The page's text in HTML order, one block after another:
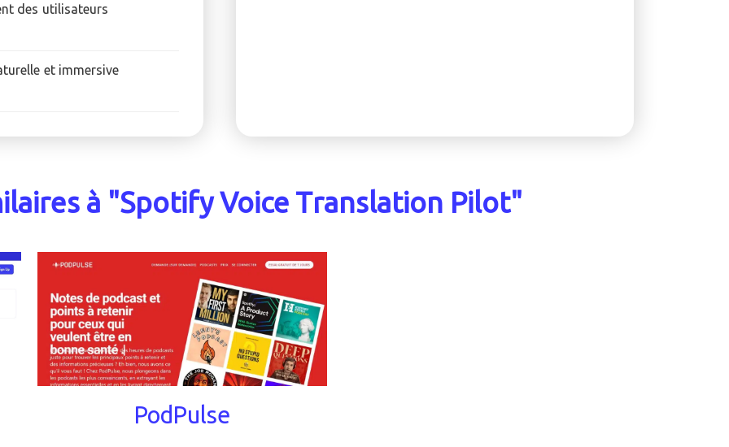
des utilisateurs
et immersive
à "Spotify Voice Translation Pilot"
PodPulse